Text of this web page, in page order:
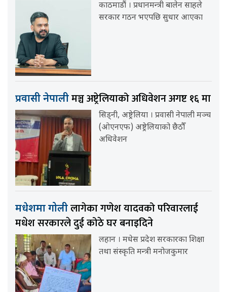
काठमाडौं । प्रधानमन्त्री बालेन साहले
सरकार गठन भएपछि सुधार आएका
प्रवासी नेपालीमञ्च अष्ट्रेलियाको अधिवेशन अगष्ट १६ मा
सिड्नी, अष्ट्रेलिया । प्रवासी नेपाली मञ्च
(ओएनएफ) अष्ट्रेलियाको छैठौँ
अधिवेशन
मधेशमा गोलीलागेका गणेश यादवको परिवारलाई
मधेश सरकारले दुई कोठे घर बनाइदिने
लहान । मधेस प्रदेश सरकारका शिक्षा
तथा संस्कृति मन्त्री मनोजकुमार